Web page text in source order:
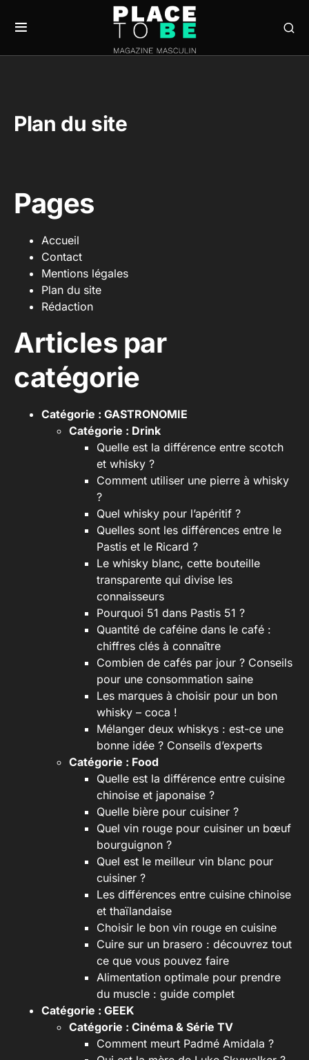
Plan du site
Pages
Accueil
Contact
Mentions légales
Plan du site
Rédaction
Articles par
catégorie
Catégorie : GASTRONOMIE
Catégorie : Drink
Quelle est la différence entre scotch
et whisky ?
Comment utiliser une pierre à whisky
?
Quel whisky pour l’apéritif ?
Quelles sont les différences entre le
Pastis et le Ricard ?
Le whisky blanc, cette bouteille
transparente qui divise les
connaisseurs
Pourquoi 51 dans Pastis 51 ?
Quantité de caféine dans le café :
chiffres clés à connaître
Combien de cafés par jour ? Conseils
pour une consommation saine
Les marques à choisir pour un bon
whisky – coca !
Mélanger deux whiskys : est-ce une
bonne idée ? Conseils d’experts
Catégorie : Food
Quelle est la différence entre cuisine
chinoise et japonaise ?
Quelle bière pour cuisiner ?
Quel vin rouge pour cuisiner un bœuf
bourguignon ?
Quel est le meilleur vin blanc pour
cuisiner ?
Les différences entre cuisine chinoise
et thaïlandaise
Choisir le bon vin rouge en cuisine
Cuire sur un brasero : découvrez tout
ce que vous pouvez faire
Alimentation optimale pour prendre
du muscle : guide complet
Catégorie : GEEK
Catégorie : Cinéma & Série TV
Comment meurt Padmé Amidala ?